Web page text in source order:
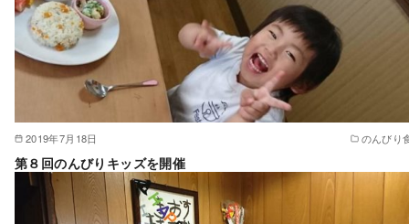
2019年7月18日 のんびり
第８回のんびりキッズを開催